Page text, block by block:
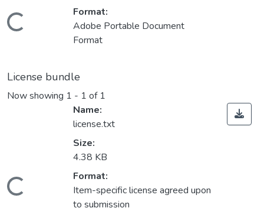
Loading...
Format:
Adobe Portable Document
Format
License bundle
Now showing 1 - 1 of 1
Loading...
Name:
license.txt
Size:
4.38 KB
Format:
Item-specific license agreed upon
to submission